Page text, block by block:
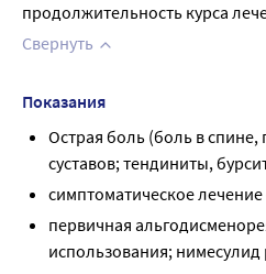
продолжительность курса
Свернуть
Показания
Острая боль (боль в
суставов; тендиниты,
симптоматическое
первичная
использования; нимесулид